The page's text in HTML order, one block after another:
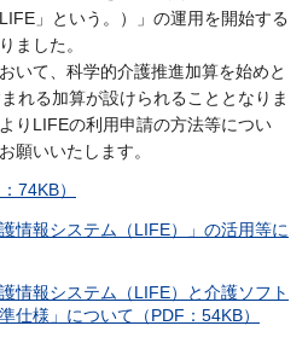
」という。）」の運用を開始する
ました。
いて、科学的介護推進加算を始めと
れる加算が設けられることとなりま
りLIFEの利用申請の方法等につい
願いいたします。
74KB）
情報システム（LIFE）」の活用等に
情報システム（LIFE）と介護ソフト
仕様」について（PDF：54KB）